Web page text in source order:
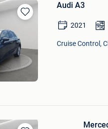
Bewaren
Mijn
Favorieten
Audi A3
2021
Cruise Control,